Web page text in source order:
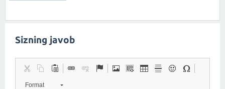
Sizning javob
Format